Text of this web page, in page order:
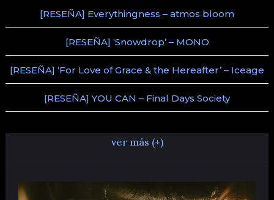
[RESEÑA] Everythingness – atmos bloom
[RESEÑA] ‘Snowdrop’ – MONO
[RESEÑA] ‘For Love of Grace & the Hereafter’ – Iceage
[RESEÑA] YOU CAN – Final Days Society
ver más (+)